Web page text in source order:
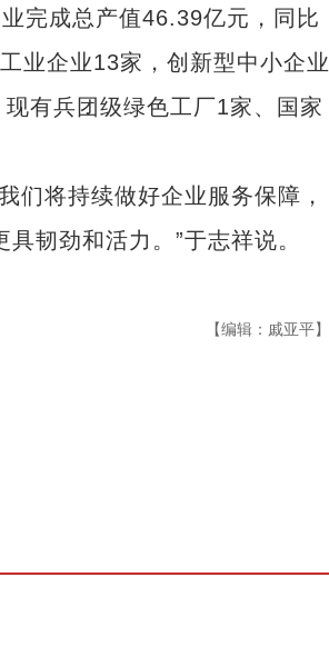
完成总产值46.39亿元，同比
业企业13家，创新型中小企业
有兵团级绿色工厂1家、国家
将持续做好企业服务保障，
韧劲和活力。”于志祥说。
【编辑：戚亚平】